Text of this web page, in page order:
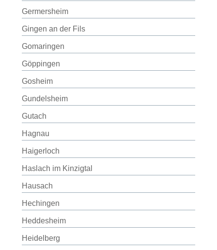
Germersheim
Gingen an der Fils
Gomaringen
Göppingen
Gosheim
Gundelsheim
Gutach
Hagnau
Haigerloch
Haslach im Kinzigtal
Hausach
Hechingen
Heddesheim
Heidelberg